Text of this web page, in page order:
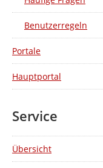
Benutzerregeln
Portale
Hauptportal
Service
Übersicht